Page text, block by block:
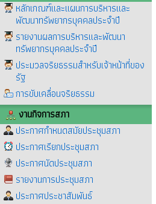
หลักเกณฑ์และแผนการบริหารและ
พัฒนาทรัพยากรบุคคลประจำปี
รายงานผลการบริหารและพัฒนา
ทรัพยากรบุคคลประจำปี
ประมวลจริยธรรมสำหรับเจ้าหน้าที่ของ
รัฐ
การขับเคลื่อนจริยธรรม
งานกิจการสภา
ประกาศกำหนดสมัยประชุมสภา
ประกาศเรียกประชุมสภา
ประกาศนัดประชุมสภา
รายงานการประชุมสภา
ประกาศประชาสัมพันธ์